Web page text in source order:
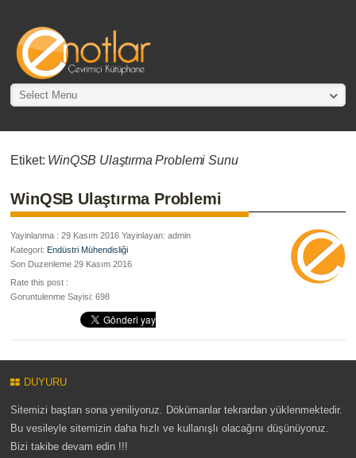
Select Menu
Etiket: WinQSB Ulaştırma Problemi Sunu
WinQSB Ulaştırma Problemi
Yayinlanma : 29 Kasım 2016 Yayinlayan: admin
Kategori: Endüstri Mühendisliği
Son Duzenleme 29 Kasım 2016
Rate this post :
Goruntulenme Sayisi: 698
DUYURU
Sitemizi baştan sona yeniliyoruz. Dökümanlar tekrardan yüklenmektedir.
Bu vesileyle sitemizin daha hızlı ve kullanışlı olacağını düşünüyoruz.
Bizi takibe devam edin !!!